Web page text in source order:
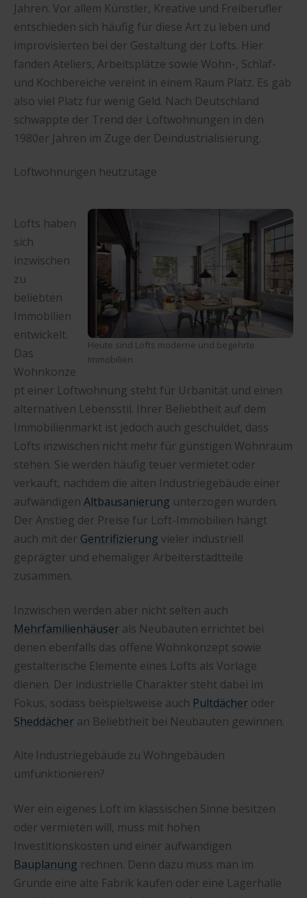
Jahren. Vor allem Künstler, Kreative und Freiberufler
entschieden sich häufig für diese Art zu leben und
improvisierten bei der Gestaltung der Lofts. Hier
fanden Ateliers, Arbeitsplätze sowie Wohn-, Schlaf-
und Kochbereiche vereint in einem Raum Platz. Es gab
also viel Platz für wenig Geld. Nach Deutschland
schwappte der Trend der Loftwohnungen in den
1980er Jahren im Zuge der Deindustrialisierung.
Loftwohnungen heutzutage
Heute sind Lofts moderne und begehrte
Immobilien
Lofts haben
sich
inzwischen
zu
beliebten
Immobilien
entwickelt.
Das
Wohnkonze
pt einer Loftwohnung steht für Urbanität und einen
alternativen Lebensstil. Ihrer Beliebtheit auf dem
Immobilienmarkt ist jedoch auch geschuldet, dass
Lofts inzwischen nicht mehr für günstigen Wohnraum
stehen. Sie werden häufig teuer vermietet oder
verkauft, nachdem die alten Industriegebäude einer
aufwändigen Altbausanierung unterzogen wurden.
Der Anstieg der Preise für Loft-Immobilien hängt
auch mit der Gentrifizierung vieler industriell
geprägter und ehemaliger Arbeiterstadtteile
zusammen.
Inzwischen werden aber nicht selten auch
Mehrfamilienhäuser als Neubauten errichtet bei
denen ebenfalls das offene Wohnkonzept sowie
gestalterische Elemente eines Lofts als Vorlage
dienen. Der industrielle Charakter steht dabei im
Fokus, sodass beispielsweise auch Pultdächer oder
Sheddächer an Beliebtheit bei Neubauten gewinnen.
Alte Industriegebäude zu Wohngebäuden
umfunktionieren?
Wer ein eigenes Loft im klassischen Sinne besitzen
oder vermieten will, muss mit hohen
Investitionskosten und einer aufwändigen
Bauplanung rechnen. Denn dazu muss man im
Grunde eine alte Fabrik kaufen oder eine Lagerhalle